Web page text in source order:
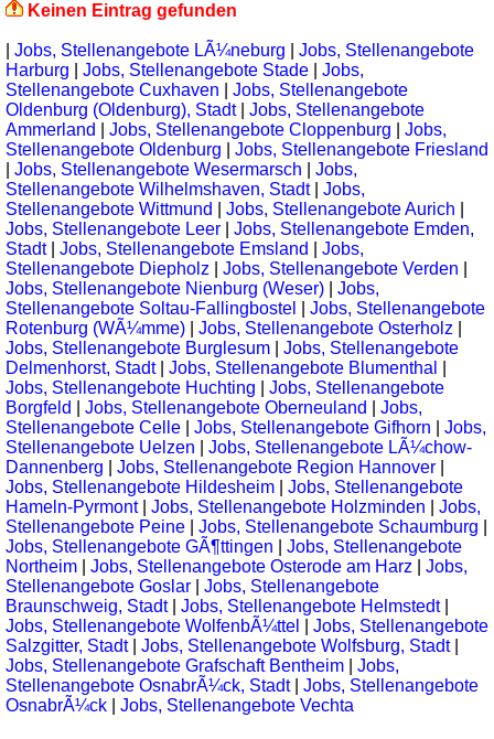
Keinen Eintrag gefunden
Jobs, Stellenangebote LÃ¼neburg
Jobs, Stellenangebote
Harburg
Jobs, Stellenangebote Stade
Jobs,
Stellenangebote Cuxhaven
Jobs, Stellenangebote
Oldenburg (Oldenburg), Stadt| Jobs, Stellenangebote
Ammerland
Jobs, Stellenangebote Cloppenburg
Jobs,
Stellenangebote Oldenburg
Jobs, Stellenangebote Friesland
Jobs, Stellenangebote Wesermarsch
Jobs,
Stellenangebote Wilhelmshaven, Stadt| Jobs,
Stellenangebote Wittmund
Jobs, Stellenangebote Aurich
Jobs, Stellenangebote Leer
Jobs, Stellenangebote Emden,
Stadt| Jobs, Stellenangebote Emsland
Jobs,
Stellenangebote Diepholz
Jobs, Stellenangebote Verden
Jobs, Stellenangebote Nienburg (Weser)
Jobs,
Stellenangebote Soltau-Fallingbostel
Jobs, Stellenangebote
Rotenburg (WÃ¼mme)
Jobs, Stellenangebote Osterholz
Jobs, Stellenangebote Burglesum
Jobs, Stellenangebote
Delmenhorst, Stadt| Jobs, Stellenangebote Blumenthal
Jobs, Stellenangebote Huchting
Jobs, Stellenangebote
Borgfeld
Jobs, Stellenangebote Oberneuland
Jobs,
Stellenangebote Celle
Jobs, Stellenangebote Gifhorn
Jobs,
Stellenangebote Uelzen
Jobs, Stellenangebote LÃ¼chow-
Dannenberg
Jobs, Stellenangebote Region Hannover
Jobs, Stellenangebote Hildesheim
Jobs, Stellenangebote
Hameln-Pyrmont| Jobs, Stellenangebote Holzminden
Jobs,
Stellenangebote Peine
Jobs, Stellenangebote Schaumburg
Jobs, Stellenangebote GÃ¶ttingen
Jobs, Stellenangebote
Northeim
Jobs, Stellenangebote Osterode am Harz
Jobs,
Stellenangebote Goslar
Jobs, Stellenangebote
Braunschweig, Stadt| Jobs, Stellenangebote Helmstedt|
Jobs, Stellenangebote WolfenbÃ¼ttel
Jobs, Stellenangebote
Salzgitter, Stadt| Jobs, Stellenangebote Wolfsburg, Stadt|
Jobs, Stellenangebote Grafschaft Bentheim
Jobs,
Stellenangebote OsnabrÃ¼ck, Stadt| Jobs, Stellenangebote
OsnabrÃ¼ck
Jobs, Stellenangebote Vechta